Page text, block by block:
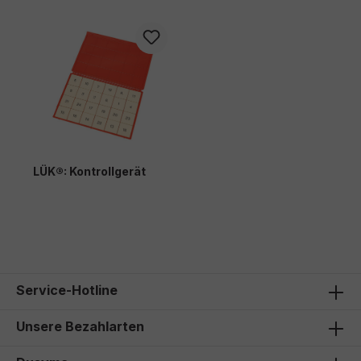
LÜK®: Kontrollgerät
Service-Hotline
Unsere Bezahlarten